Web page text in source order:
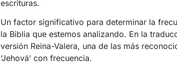
escrituras.
Un factor significativo para determinar la
la Biblia que estemos analizando. En la
versión Reina-Valera, una de las más
‘Jehová’ con frecuencia.